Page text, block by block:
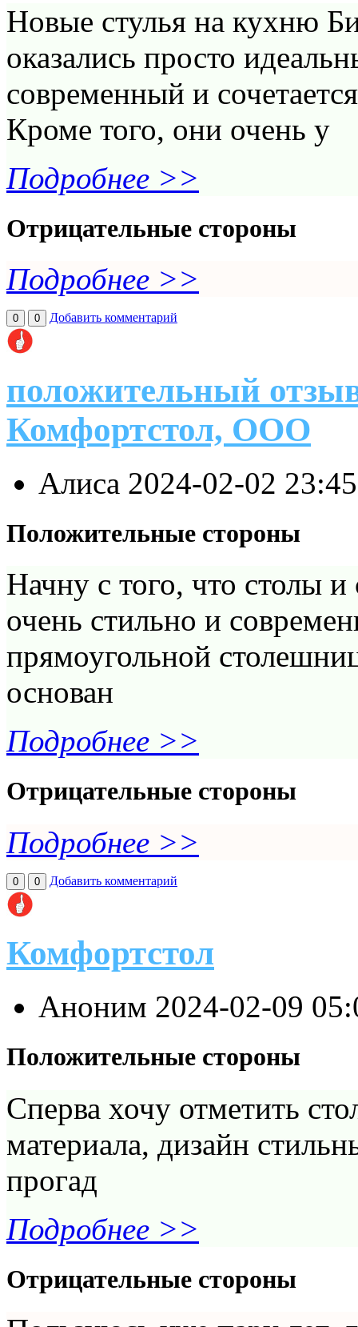
Новые стулья на кухню
оказались просто
современный и
Кроме того, они очень у
Подробнее >>
Отрицательные стороны
Подробнее >>
0 0 Добавить комментарий
положительный
Комфортстол, ООО
Алиса 2024-02-02
Положительные стороны
Начну с того, что столы
очень стильно и
прямоугольной
основан
Подробнее >>
Отрицательные стороны
Подробнее >>
0 0 Добавить комментарий
Комфортстол
Аноним 2024-02-09
Положительные стороны
Сперва хочу отметить
материала, дизайн
прогад
Подробнее >>
Отрицательные стороны